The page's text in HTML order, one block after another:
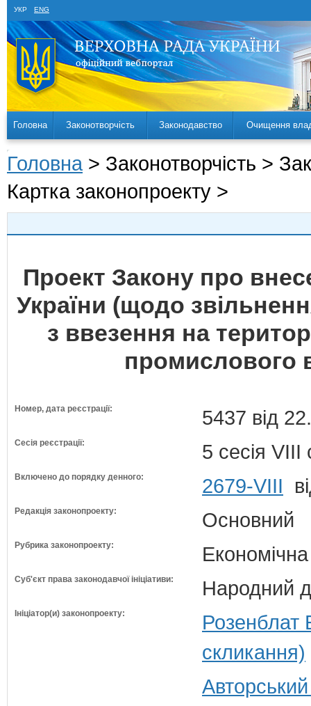
УКР ENG
Головна Законотворчість Законодавство Очищення
Головна > Законотворчість >
Картка законопроекту >
Проект Закону про
України (щодо
з ввезення на
промислового
Номер, дата реєстрації: 5437 від
Сесія реєстрації: 5 сесія VIII
Включено до порядку денного: 2679-VIII
Редакція законопроекту: Основний
Рубрика законопроекту:
Суб'єкт права законодавчої ініціативи: Народний
Ініціатор(и) законопроекту:
Розенблат
скликання)